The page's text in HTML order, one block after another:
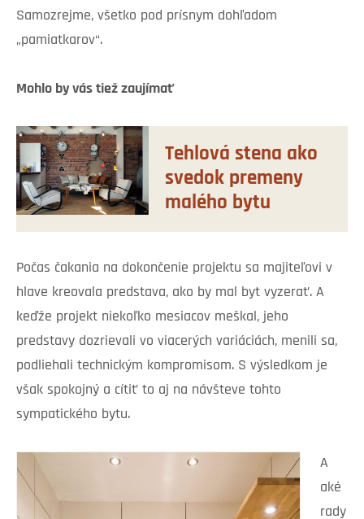
Samozrejme, všetko pod prísnym dohľadom
„pamiatkarov“.
Mohlo by vás tiež zaujímať
Tehlová stena ako
svedok premeny
malého bytu
Počas čakania na dokončenie projektu sa majiteľovi v
hlave kreovala predstava, ako by mal byt vyzerať. A
keďže projekt niekoľko mesiacov meškal, jeho
predstavy dozrievali vo viacerých variáciách, menili sa,
podliehali technickým kompromisom. S výsledkom je
však spokojný a cítiť to aj na návšteve tohto
sympatického bytu.
A
aké
rady